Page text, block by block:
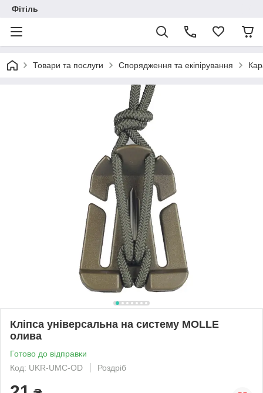
Фітіль
Товари та послуги Спорядження та екіпірування
Кліпса універсальна на систему MOLLE
олива
Готово до відправки
Код: UKR-UMC-OD
Роздріб